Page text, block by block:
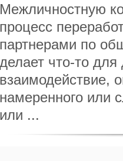
Межличностную
процесс
партнерами по
делает что-то для
взаимодействие,
намеренного или
или ...